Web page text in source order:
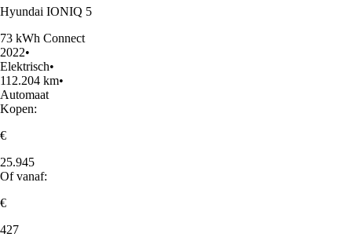
Hyundai IONIQ 5
73 kWh Connect
2022•
Elektrisch•
112.204 km•
Automaat
Kopen:
€
25.945
Of vanaf:
€
427